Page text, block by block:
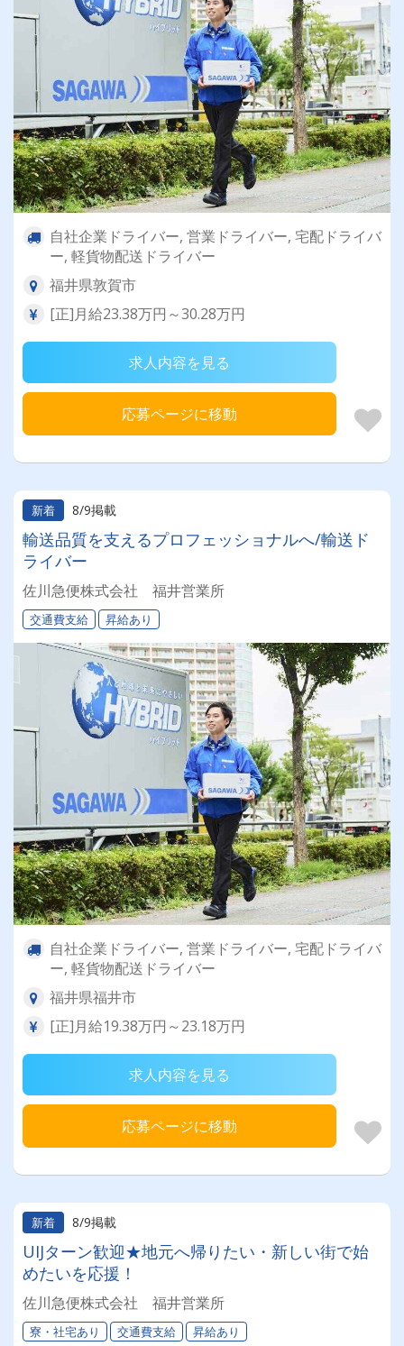
自社企業ドライバー, 営業ドライバー, 宅配ドライバ
ー, 軽貨物配送ドライバー
福井県敦賀市
[正]月給23.38万円～30.28万円
求人内容を見る
応募ページに移動
新着 8/9掲載
輸送品質を支えるプロフェッショナルへ/輸送ド
ライバー
佐川急便株式会社 福井営業所
交通費支給 昇給あり
自社企業ドライバー, 営業ドライバー, 宅配ドライバ
ー, 軽貨物配送ドライバー
福井県福井市
[正]月給19.38万円～23.18万円
求人内容を見る
応募ページに移動
新着 8/9掲載
UIJターン歓迎★地元へ帰りたい・新しい街で始
めたいを応援！
佐川急便株式会社 福井営業所
寮・社宅あり 交通費支給 昇給あり